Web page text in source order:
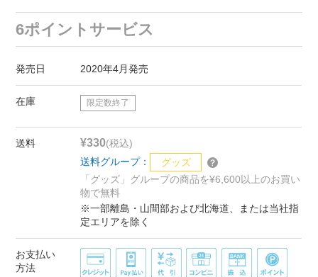
6ポイントサービス
発売日 2020年4月発売
在庫 限定数終了
送料 ¥330(税込)
送料グループ：
グッズ
「グッズ」グループの商品を¥6,600以上のお買い
物で無料
※一部離島・山間部および北海道、または当社指
定エリアを除く
お支払い
方法